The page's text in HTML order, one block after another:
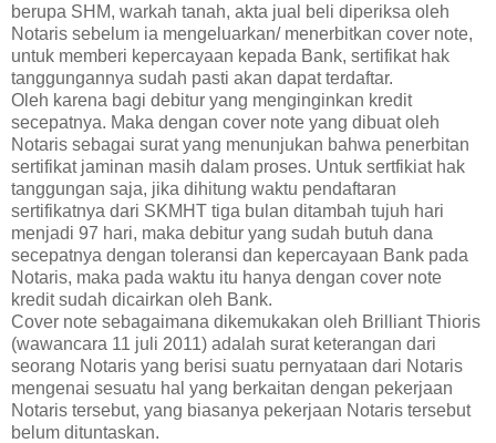
berupa SHM, warkah tanah, akta jual beli diperiksa oleh
Notaris sebelum ia mengeluarkan/ menerbitkan cover note,
untuk memberi kepercayaan kepada Bank, sertifikat hak
tanggungannya sudah pasti akan dapat terdaftar.
Oleh karena bagi debitur yang menginginkan kredit
secepatnya. Maka dengan cover note yang dibuat oleh
Notaris sebagai surat yang menunjukan bahwa penerbitan
sertifikat jaminan masih dalam proses. Untuk sertfikiat hak
tanggungan saja, jika dihitung waktu pendaftaran
sertifikatnya dari SKMHT tiga bulan ditambah tujuh hari
menjadi 97 hari, maka debitur yang sudah butuh dana
secepatnya dengan toleransi dan kepercayaan Bank pada
Notaris, maka pada waktu itu hanya dengan cover note
kredit sudah dicairkan oleh Bank.
Cover note sebagaimana dikemukakan oleh Brilliant Thioris
(wawancara 11 juli 2011) adalah surat keterangan dari
seorang Notaris yang berisi suatu pernyataan dari Notaris
mengenai sesuatu hal yang berkaitan dengan pekerjaan
Notaris tersebut, yang biasanya pekerjaan Notaris tersebut
belum dituntaskan.